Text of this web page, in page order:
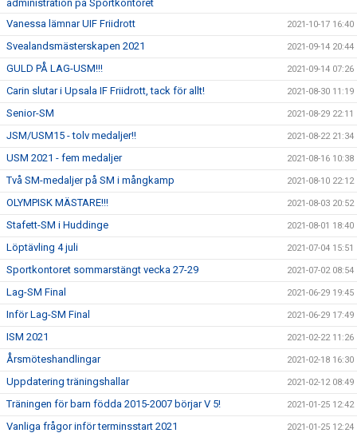
administration på Sportkontoret
Vanessa lämnar UIF Friidrott 2021-10-17 16:40
Svealandsmästerskapen 2021 2021-09-14 20:44
GULD PÅ LAG-USM!!! 2021-09-14 07:26
Carin slutar i Upsala IF Friidrott, tack för allt! 2021-08-30 11:19
Senior-SM 2021-08-29 22:11
JSM/USM15 - tolv medaljer!! 2021-08-22 21:34
USM 2021 - fem medaljer 2021-08-16 10:38
Två SM-medaljer på SM i mångkamp 2021-08-10 22:12
OLYMPISK MÄSTARE!!! 2021-08-03 20:52
Stafett-SM i Huddinge 2021-08-01 18:40
Löptävling 4 juli 2021-07-04 15:51
Sportkontoret sommarstängt vecka 27-29 2021-07-02 08:54
Lag-SM Final 2021-06-29 19:45
Inför Lag-SM Final 2021-06-29 17:49
ISM 2021 2021-02-22 11:26
Årsmöteshandlingar 2021-02-18 16:30
Uppdatering träningshallar 2021-02-12 08:49
Träningen för barn födda 2015-2007 börjar V 5! 2021-01-25 12:42
Vanliga frågor inför terminsstart 2021 2021-01-25 12:24